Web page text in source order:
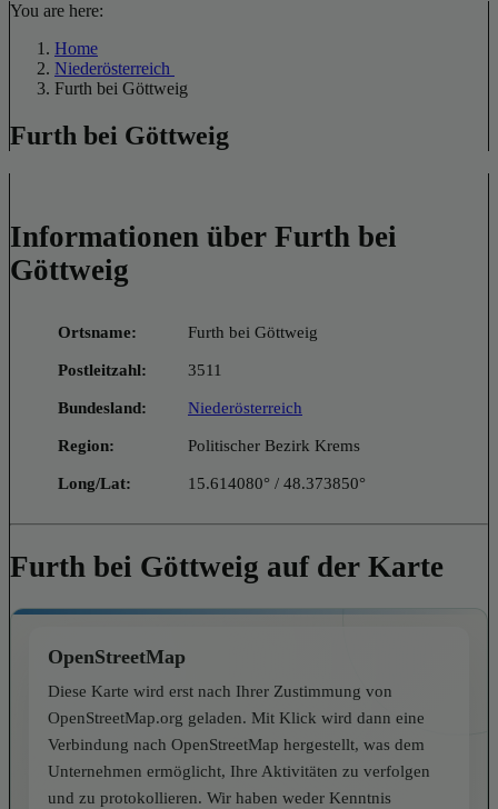
You are here:
Home
Niederösterreich
Furth bei Göttweig
Furth bei Göttweig
Informationen über Furth bei
Göttweig
Ortsname: Furth bei Göttweig
Postleitzahl: 3511
Bundesland: Niederösterreich
Region: Politischer Bezirk Krems
Long/Lat: 15.614080° / 48.373850°
Furth bei Göttweig auf der Karte
OpenStreetMap
Diese Karte wird erst nach Ihrer Zustimmung von
OpenStreetMap.org geladen. Mit Klick wird dann eine
Verbindung nach OpenStreetMap hergestellt, was dem
Unternehmen ermöglicht, Ihre Aktivitäten zu verfolgen
und zu protokollieren. Wir haben weder Kenntnis